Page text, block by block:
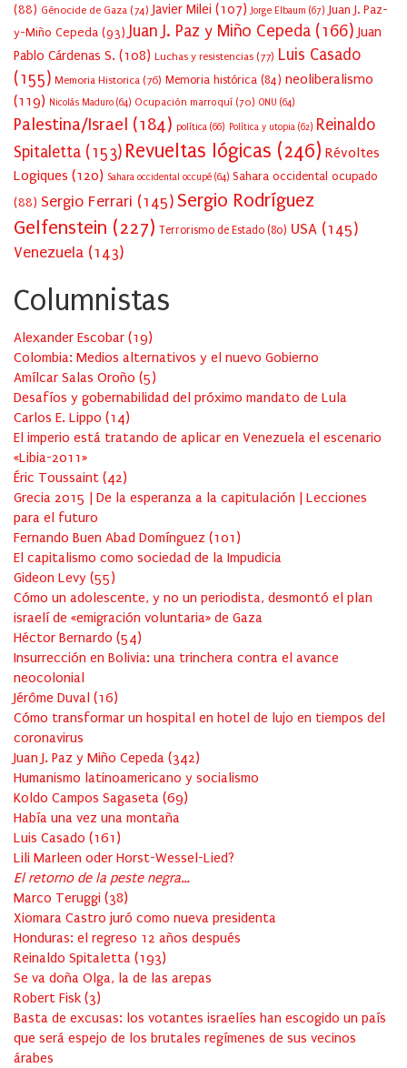
(88) Génocide de Gaza (74) Javier Milei (107) Jorge Elbaum (67) Juan J. Paz-
y-Miño Cepeda (93) Juan J. Paz y Miño Cepeda (166) Juan
Pablo Cárdenas S. (108) Luchas y resistencias (77) Luis Casado
(155) Memoria Historica (76) Memoria histórica (84) neoliberalismo
(119) Nicolás Maduro (64) Ocupación marroquí (70) ONU (64)
Palestina/Israel (184) política (66) Política y utopia (62) Reinaldo
Spitaletta (153) Revueltas lógicas (246) Révoltes
Logiques (120) Sahara occidental occupé (64) Sahara occidental ocupado
(88) Sergio Ferrari (145) Sergio Rodríguez
Gelfenstein (227) Terrorismo de Estado (80) USA (145)
Venezuela (143)
Columnistas
Alexander Escobar (19)
Colombia: Medios alternativos y el nuevo Gobierno
Amílcar Salas Oroño (5)
Desafíos y gobernabilidad del próximo mandato de Lula
Carlos E. Lippo (14)
El imperio está tratando de aplicar en Venezuela el escenario
«Libia-2011»
Éric Toussaint (42)
Grecia 2015 | De la esperanza a la capitulación | Lecciones
para el futuro
Fernando Buen Abad Domínguez (101 )
El capitalismo como sociedad de la Impudicia
Gideon Levy (55)
Cómo un adolescente, y no un periodista, desmontó el plan
israelí de «emigración voluntaria» de Gaza
Héctor Bernardo (54)
Insurrección en Bolivia: una trinchera contra el avance
neocolonial
Jérôme Duval (16)
Cómo transformar un hospital en hotel de lujo en tiempos del
coronavirus
Juan J. Paz y Miño Cepeda (342)
Humanismo latinoamericano y socialismo
Koldo Campos Sagaseta (69)
Había una vez una montaña
Luis Casado (161 )
Lili Marleen oder Horst-Wessel-Lied?
El retorno de la peste negra…
Marco Teruggi (38)
Xiomara Castro juró como nueva presidenta
Honduras: el regreso 12 años después
Reinaldo Spitaletta (193)
Se va doña Olga, la de las arepas
Robert Fisk (3)
Basta de excusas: los votantes israelíes han escogido un país
que será espejo de los brutales regímenes de sus vecinos
árabes